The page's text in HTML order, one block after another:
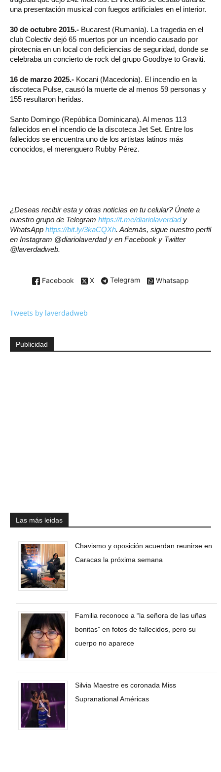
una presentación musical con fuegos artificiales en el interior.
30 de octubre 2015.- Bucarest (Rumanía). La tragedia en el
club Colectiv dejó 65 muertos por un incendio causado por
pirotecnia en un local con deficiencias de seguridad, donde se
celebraba un concierto de rock del grupo Goodbye to Graviti.
16 de marzo 2025.- Kocani (Macedonia). El incendio en la
discoteca Pulse, causó la muerte de al menos 59 personas y
155 resultaron heridas.
Santo Domingo (República Dominicana). Al menos 113
fallecidos en el incendio de la discoteca Jet Set. Entre los
fallecidos se encuentra uno de los artistas latinos más
conocidos, el merenguero Rubby Pérez.
¿Deseas recibir esta y otras noticias en tu celular? Únete a
nuestro grupo de Telegram https://t.me/diariolaverdady
WhatsApp https://bit.ly/3kaCQXh. Además, sigue nuestro perfil
en Instagram @diariolaverdad y en Facebook y Twitter
@laverdadweb.
Facebook X Telegram Whatsapp
Tweets by laverdadweb
Publicidad
Las más leidas
Chavismo y oposición acuerdan reunirse en
Caracas la próxima semana
Familia reconoce a “la señora de las uñas
bonitas” en fotos de fallecidos, pero su
cuerpo no aparece
Silvia Maestre es coronada Miss
Supranational Américas